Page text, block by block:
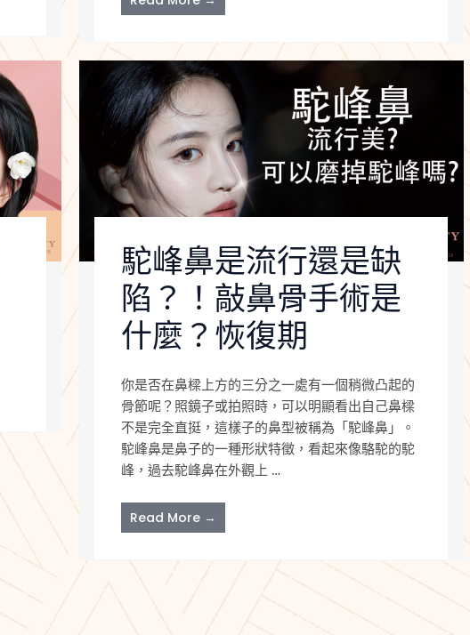
駝峰鼻是流行還是缺
陷？！敲鼻骨手術是
什麼？恢復期
你是否在鼻樑上方的三分之一處有一個稍微凸起的
骨節呢？照鏡子或拍照時，可以明顯看出自己鼻樑
不是完全直挺，這樣子的鼻型被稱為「駝峰鼻」。
駝峰鼻是鼻子的一種形狀特徵，看起來像駱駝的駝
峰，過去駝峰鼻在外觀上 …
Read More →